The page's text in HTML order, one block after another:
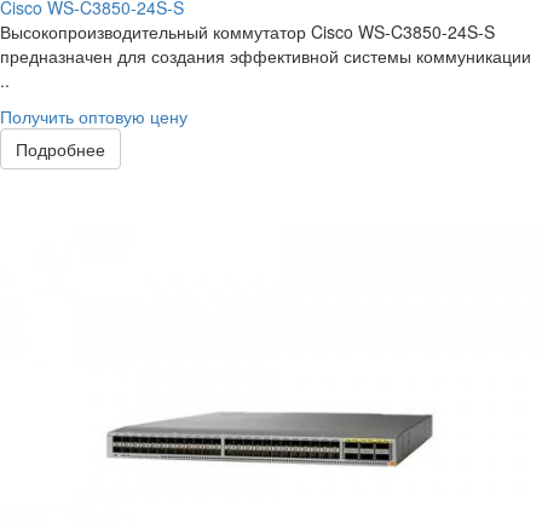
Cisco WS-C3850-24S-S
Высокопроизводительный коммутатор Cisco WS-C3850-24S-S
предназначен для создания эффективной системы коммуникации
..
Получить оптовую цену
Подробнее